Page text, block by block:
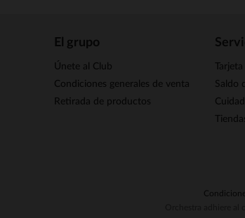
El grupo
Únete al Club
Condiciones generales de venta
Retirada de productos
Saldo